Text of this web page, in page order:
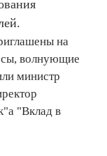
на
волнующие
министр
"Вклад в